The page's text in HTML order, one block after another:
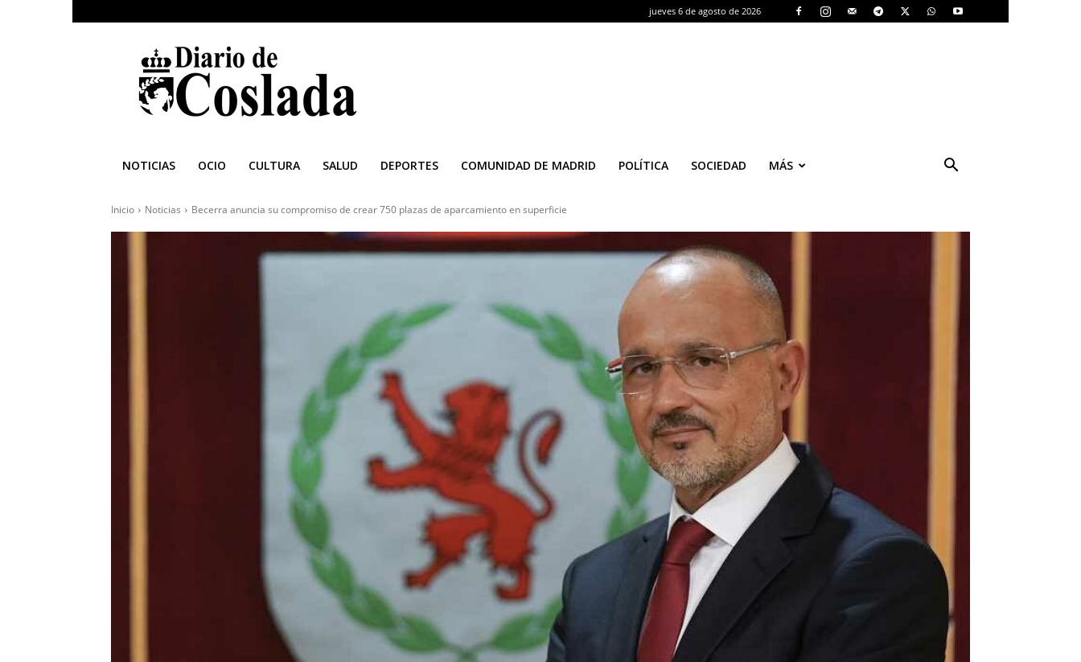
jueves 6 de agosto de 2026
Diario
de
Coslada
NOTICIAS OCIO CULTURA SALUD DEPORTES COMUNIDAD DE MADRID POLÍTICA SOCIEDAD MÁS
Inicio Noticias Becerra anuncia su compromiso de crear 750 plazas de aparcamiento en superficie